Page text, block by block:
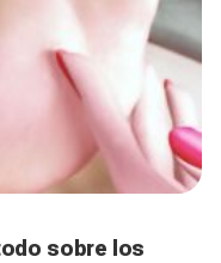
sobre los